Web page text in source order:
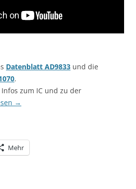
Datenblatt AD9833 und die
.
zum IC und zu der
→
Mehr